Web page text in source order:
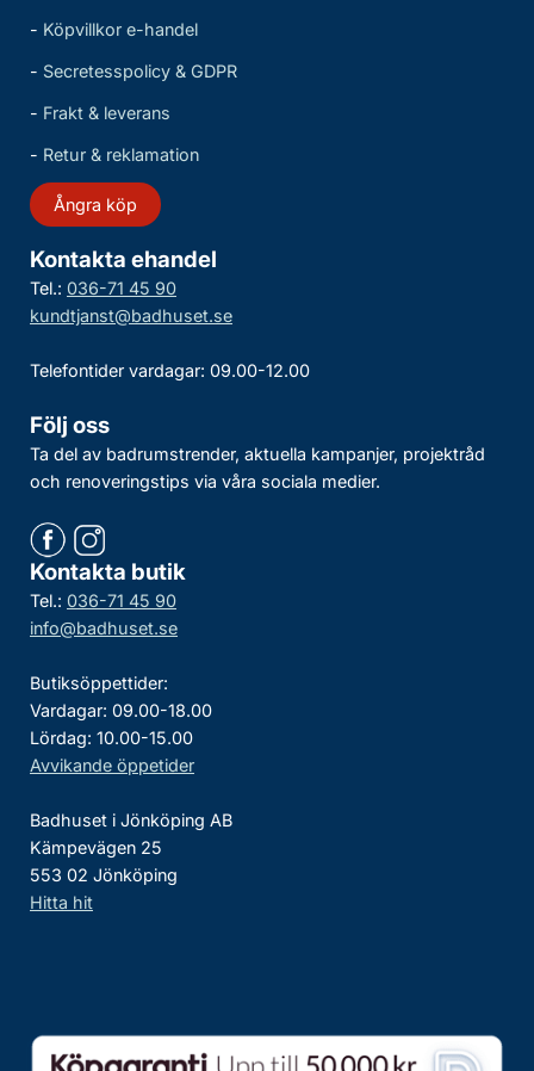
- Köpvillkor e-handel
- Secretesspolicy & GDPR
- Frakt & leverans
- Retur & reklamation
Ångra köp
Kontakta ehandel
Tel.: 036-71 45 90
kundtjanst@badhuset.se
Telefontider vardagar: 09.00-12.00
Följ oss
Ta del av badrumstrender, aktuella kampanjer, projektråd
och renoveringstips via våra sociala medier.
Kontakta butik
Tel.: 036-71 45 90
info@badhuset.se
Butiksöppettider:
Vardagar: 09.00-18.00
Lördag: 10.00-15.00
Avvikande öppetider
Badhuset i Jönköping AB
Kämpevägen 25
553 02 Jönköping
Hitta hit